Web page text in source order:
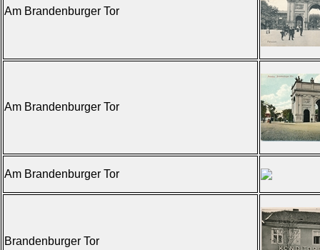
Am Brandenburger Tor
Am Brandenburger Tor
Am Brandenburger Tor
Brandenburger Tor